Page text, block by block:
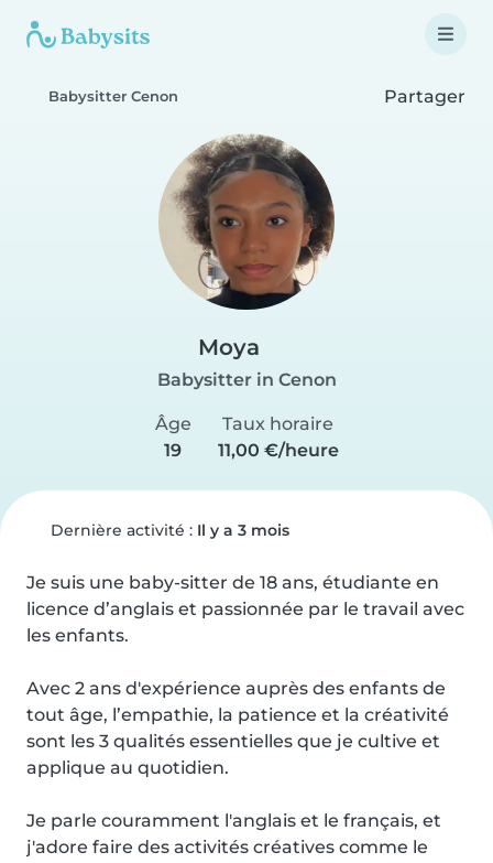
Babysitter Cenon Partager
Moya
Babysitter in Cenon
Âge
19
Taux horaire
11,00 €/heure
Dernière activité : Il y a 3 mois
Je suis une baby-sitter de 18 ans, étudiante en
licence d’anglais et passionnée par le travail avec
les enfants.
Avec 2 ans d'expérience auprès des enfants de
tout âge, l’empathie, la patience et la créativité
sont les 3 qualités essentielles que je cultive et
applique au quotidien.
Je parle couramment l'anglais et le français, et
j'adore faire des activités créatives comme le